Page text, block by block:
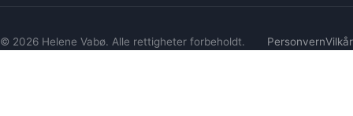
© 2026 Helene Vabø. Alle rettigheter forbeholdt. PersonvernVilkår